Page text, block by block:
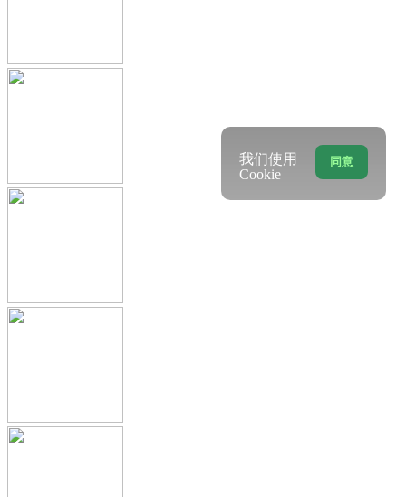
同意
我们使用
Cookie